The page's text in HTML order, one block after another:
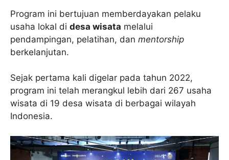
Program ini bertujuan memberdayakan pelaku
usaha lokal di desa wisata melalui
pendampingan, pelatihan, dan mentorship
berkelanjutan.
Sejak pertama kali digelar pada tahun 2022,
program ini telah merangkul lebih dari 267 usaha
wisata di 19 desa wisata di berbagai wilayah
Indonesia.